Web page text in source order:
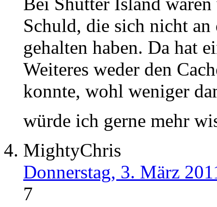
Schuld, die sich nicht an
gehalten haben. Da hat
Weiteres weder den
konnte, wohl weniger
würde ich gerne mehr
MightyChris
Donnerstag, 3. März
7